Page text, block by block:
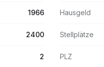
1966 Hausgeld
2400 Stellplätze
2 PLZ